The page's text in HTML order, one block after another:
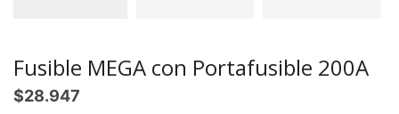
Fusible MEGA con Portafusible 200A
$28.947